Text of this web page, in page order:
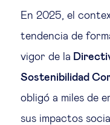
En 2025, el
tendencia de
vigor de la
Sostenibilidad
obligó a miles de
sus impactos